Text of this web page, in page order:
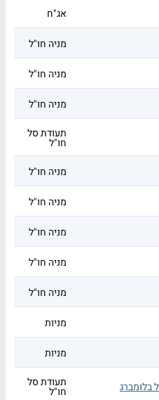
אג"ח
מניה חו"ל
מניה חו"ל
מניה חו"ל
תעודת סל
חו"ל
מניה חו"ל
מניה חו"ל
מניה חו"ל
מניה חו"ל
מניה חו"ל
מניות
מניות
בלומברג תעודת סל
חו"ל